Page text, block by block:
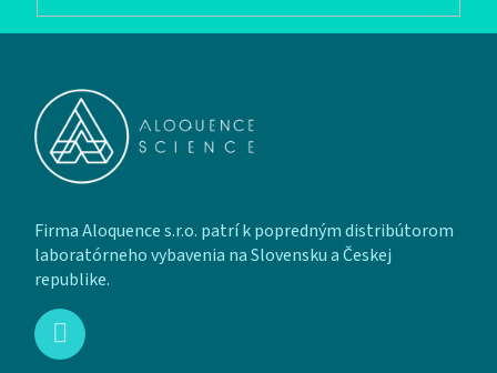
Firma Aloquence s.r.o. patrí k popredným distribútorom
laboratórneho vybavenia na Slovensku a Českej
republike.